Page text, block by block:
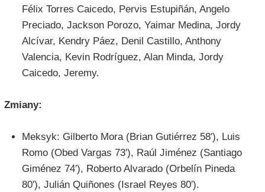
Félix Torres Caicedo, Pervis Estupiñán, Angelo
Preciado, Jackson Porozo, Yaimar Medina, Jordy
Alcívar, Kendry Páez, Denil Castillo, Anthony
Valencia, Kevin Rodríguez, Alan Minda, Jordy
Caicedo, Jeremy.
Zmiany:
Meksyk: Gilberto Mora (Brian Gutiérrez 58′), Luis
Romo (Obed Vargas 73′), Raúl Jiménez (Santiago
Giménez 74′), Roberto Alvarado (Orbelín Pineda
80′), Julián Quiñones (Israel Reyes 80′).